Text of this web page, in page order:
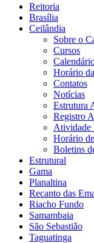
Reitoria
Brasília
Ceilândia
Sobre o
Cursos
Horário
Contatos
Notícias
Estrutura
Registro
Atividade
Horário
Boletins
Estrutural
Gama
Planaltina
Recanto das
Riacho Fundo
Samambaia
São Sebastião
Taguatinga